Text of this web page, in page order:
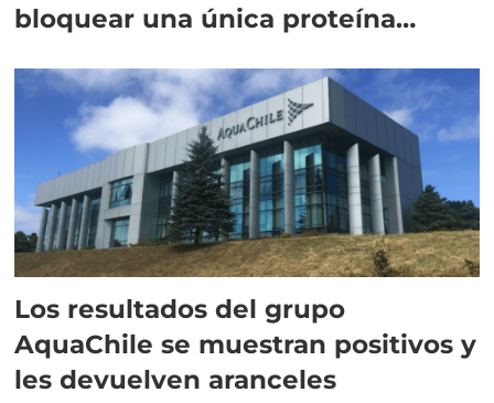
bloquear una única proteína
Los resultados del grupo
AquaChile se muestran positivos y
les devuelven aranceles